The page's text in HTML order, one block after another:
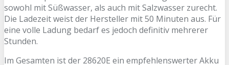
sowohl mit Süßwasser, als auch mit Salzwasser zurecht.
Die Ladezeit weist der Hersteller mit 50 Minuten aus. Für
eine volle Ladung bedarf es jedoch definitiv mehrerer
Stunden.
Im Gesamten ist der 28620E ein empfehlenswerter Akku